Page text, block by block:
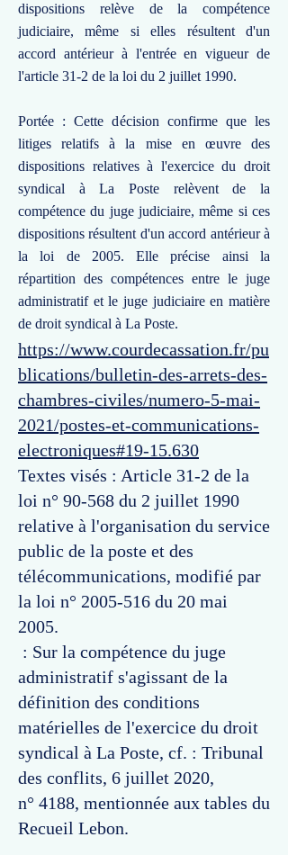
dispositions relève de la compétence
judiciaire, même si elles résultent d'un
accord antérieur à l'entrée en vigueur de
l'article 31-2 de la loi du 2 juillet 1990.
Portée : Cette décision confirme que les
litiges relatifs à la mise en œuvre des
dispositions relatives à l'exercice du droit
syndical à La Poste relèvent de la
compétence du juge judiciaire, même si ces
dispositions résultent d'un accord antérieur à
la loi de 2005. Elle précise ainsi la
répartition des compétences entre le juge
administratif et le juge judiciaire en matière
de droit syndical à La Poste.
https://www.courdecassation.fr/pu
blications/bulletin-des-arrets-des-
chambres-civiles/numero-5-mai-
2021/postes-et-communications-
electroniques#19-15.630
Textes visés : Article 31-2 de la
loi n° 90-568 du 2 juillet 1990
relative à l'organisation du service
public de la poste et des
télécommunications, modifié par
la loi n° 2005-516 du 20 mai
2005.
: Sur la compétence du juge
administratif s'agissant de la
définition des conditions
matérielles de l'exercice du droit
syndical à La Poste, cf. : Tribunal
des conflits, 6 juillet 2020,
n° 4188, mentionnée aux tables du
Recueil Lebon.